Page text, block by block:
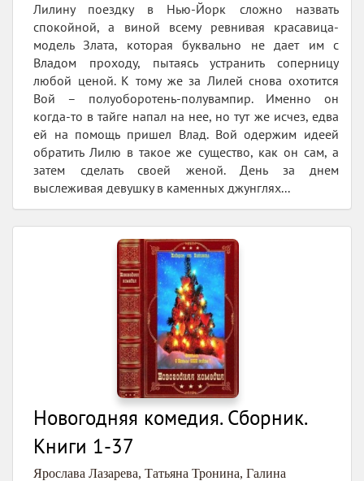
Лилину поездку в Нью-Йорк сложно назвать
спокойной, а виной всему ревнивая красавица-
модель Злата, которая буквально не дает им с
Владом проходу, пытаясь устранить соперницу
любой ценой. К тому же за Лилей снова охотится
Вой – полуоборотень-полувампир. Именно он
когда-то в тайге напал на нее, но тут же исчез, едва
ей на помощь пришел Влад. Вой одержим идеей
обратить Лилю в такое же существо, как он сам, а
затем сделать своей женой. День за днем
выслеживая девушку в каменных джунглях...
Новогодняя комедия. Сборник.
Книги 1-37
Ярослава Лазарева, Татьяна Тронина, Галина